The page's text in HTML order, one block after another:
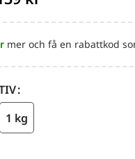
mer och få en rabattkod
1 kg